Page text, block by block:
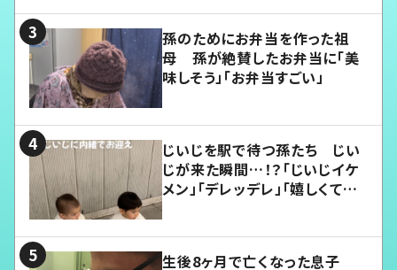
孫のためにお弁当を作った祖
母 孫が絶賛したお弁当に「美
味しそう」「お弁当すごい」
じいじを駅で待つ孫たち じい
じが来た瞬間…！？「じいじイケ
メン」「デレッデレ」「嬉しくて可
生後8ヶ月で亡くなった息子